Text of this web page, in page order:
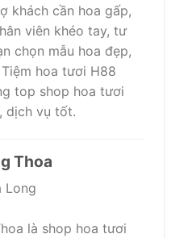
khách cần hoa gấp,
viên khéo tay, tư
chọn mẫu hoa đẹp,
hoa tươi H88
top shop hoa tươi
dịch vụ tốt.
Thoa
Long
là shop hoa tươi